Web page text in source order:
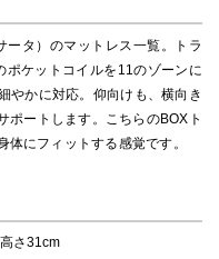
タ）のマットレス一覧。トラ
ポケットコイルを11のゾーンに
やかに対応。仰向けも、横向き
ポートします。こちらのBOXト
にフィットする感覚です。
さ31cm